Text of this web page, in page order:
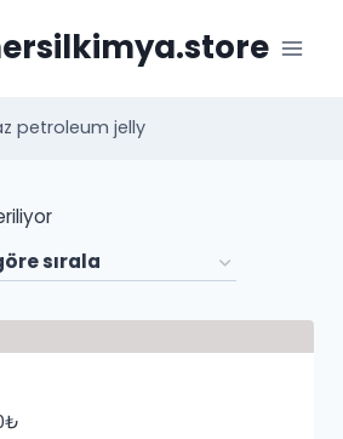
petroleum jelly
₺Fiyat